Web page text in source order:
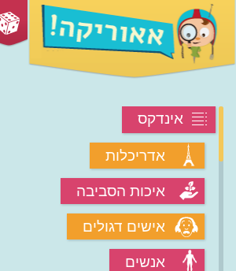
אינדקס
אדריכלות
איכות הסביבה
אישים דגולים
אנשים